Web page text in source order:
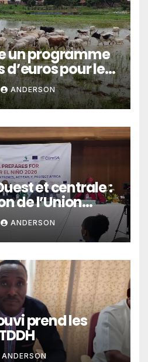
un programme
d’euros pour le
ANDERSON
et centrale :
de l’Union
renforcer
services
les
ANDERSON
prend les
ANDERSON